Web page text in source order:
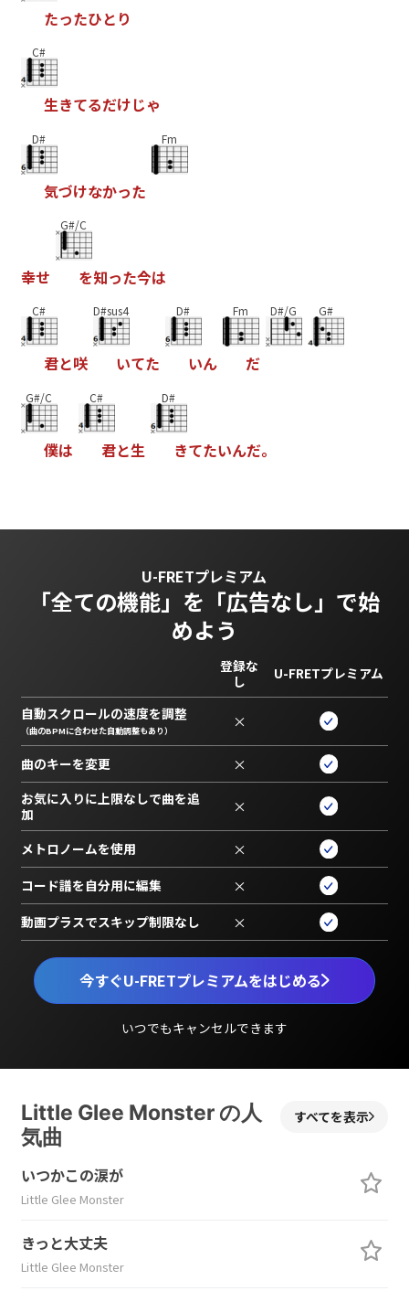
たったひと り
C#
生きてるだけじゃ
D#
気づけなかった
Fm
幸せ
G#/C
を知った今は
C#
君と咲
D#sus4
いてた
D#
いん
Fm
だ
D#/G G#
G#/C
僕は
C#
君と生
D#
きてたいんだ。
U-FRETプレミアム
「全ての機能」を 「広告なし」で始
めよう
今すぐU-FRETプレミアムをはじめる
いつでもキャンセルできます
登録な
し
U-FRETプレミアム
自動スクロールの速度を調整
（曲のBPMに合わせた自動調整もあり） ×
曲のキーを変更 ×
お気に入りに上限なしで曲を追
加
×
メトロノームを使用 ×
コード譜を自分用に編集 ×
動画プラスでスキップ制限なし ×
Little Glee Monster の人
気曲
すべてを表示
いつかこの涙が
Little Glee Monster
きっと大丈夫
Little Glee Monster